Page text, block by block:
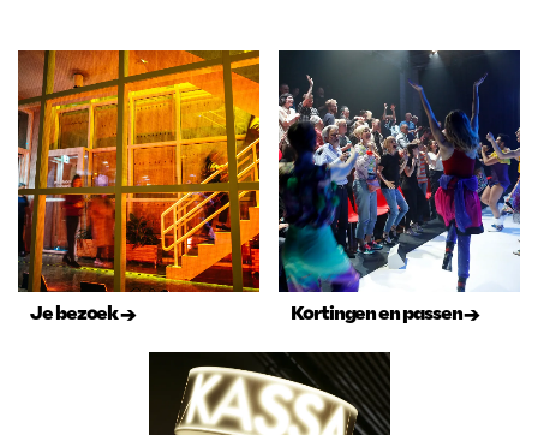
Je bezoek → Kortingen en passen →